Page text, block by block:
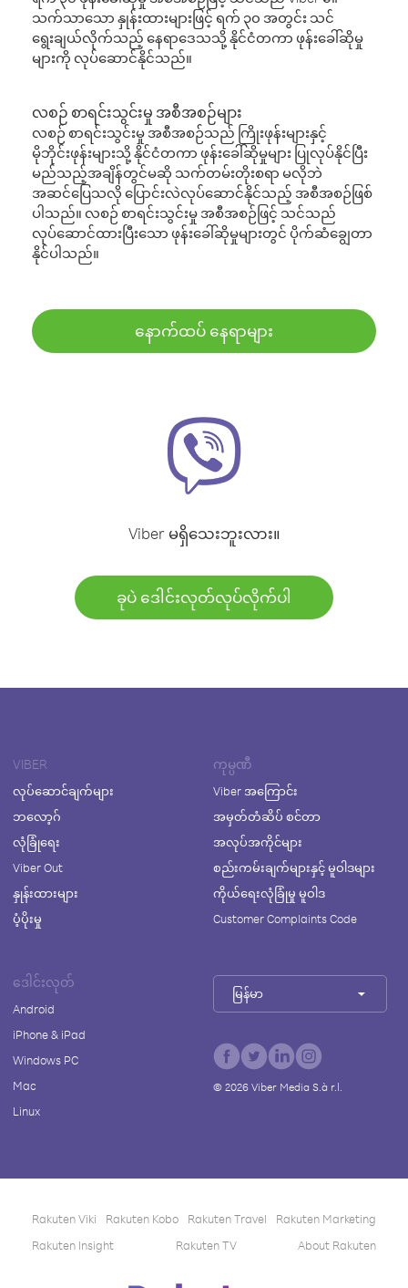
သက်သာသော နှုန်းထားများဖြင့် ရက် ၃၀ အတွင်း သင်
ရွေးချယ်လိုက်သည့် နေရာဒေသသို့ နိုင်ငံတကာ ဖုန်းခေါ်ဆိုမှု
များကို လုပ်ဆောင်နိုင်သည်။
လစဉ် စာရင်းသွင်းမှု အစီအစဉ်များ
လစဉ် စာရင်းသွင်းမှု အစီအစဉ်သည် ကြိုးဖုန်းများနှင့်
မိုဘိုင်းဖုန်းများသို့ နိုင်ငံတကာ ဖုန်းခေါ်ဆိုမှုများ ပြုလုပ်နိုင်ပြီး
မည်သည့်အချိန်တွင်မဆို သက်တမ်းတိုးစရာ မလိုဘဲ
အဆင်ပြေသလို ပြောင်းလဲလုပ်ဆောင်နိုင်သည့် အစီအစဉ်ဖြစ်
ပါသည်။ လစဉ် စာရင်းသွင်းမှု အစီအစဉ်ဖြင့် သင်သည်
လုပ်ဆောင်ထားပြီးသော ဖုန်းခေါ်ဆိုမှုများတွင် ပိုက်ဆံချွေတာ
နိုင်ပါသည်။
နောက်ထပ် နေရာများ
Viber မရှိသေးဘူးလား။
ခုပဲ ဒေါင်းလုတ်လုပ်လိုက်ပါ
VIBER
လုပ်ဆောင်ချက်များ
ဘလော့ဂ်
လုံခြုံရေး
Viber Out
နှုန်းထားများ
ပံ့ပိုးမှု
ကုမ္ပဏီ
Viber အကြောင်း
အမှတ်တံဆိပ် စင်တာ
အလုပ်အကိုင်များ
စည်းကမ်းချက်များနှင့် မူဝါဒများ
ကိုယ်ရေးလုံခြုံမှု မူဝါဒ
Customer Complaints Code
ဒေါင်းလုတ်
Android
iPhone & iPad
Windows PC
Mac
Linux
မြန်မာ
© 2026Viber Media S.à r.l.
Rakuten Viki Rakuten Kobo Rakuten Travel
Rakuten Marketing
Rakuten Insight
Rakuten TV About Rakuten